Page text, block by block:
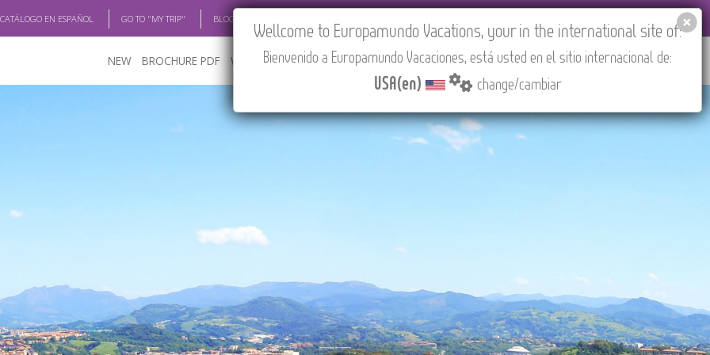
EN ESPAÑOL GO TO "MY TRIP" BLOG
NEW BROCHURE PDF WHERE TO BUY FEATURED ABOUT US CONTACT Find your Tour
Wellcome to Europamundo Vacations, your in the international site of:
Bienvenido a Europamundo Vacaciones, está usted en el sitio internacional de:
USA(en) change/cambiar